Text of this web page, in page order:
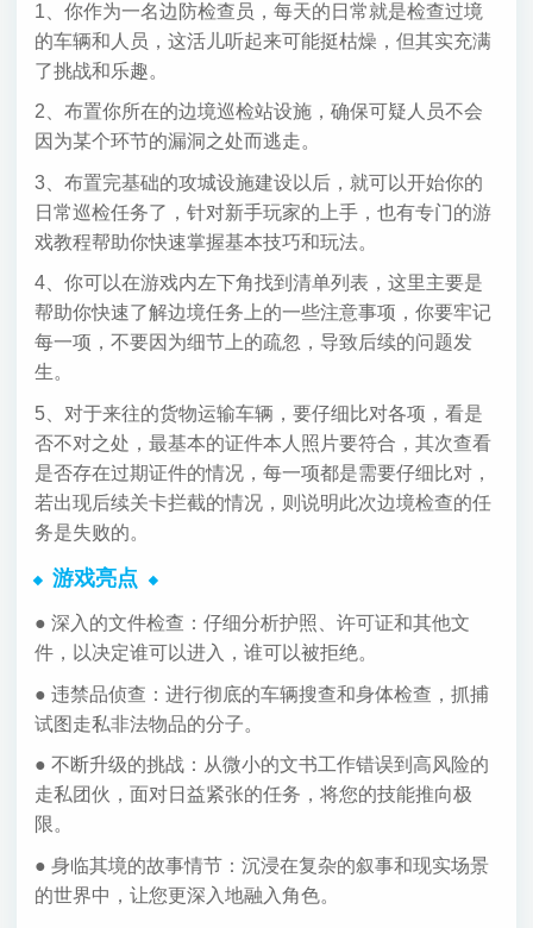
1、你作为一名边防检查员，每天的日常就是检查过境
的车辆和人员，这活儿听起来可能挺枯燥，但其实充满
了挑战和乐趣。
2、布置你所在的边境巡检站设施，确保可疑人员不会
因为某个环节的漏洞之处而逃走。
3、布置完基础的攻城设施建设以后，就可以开始你的
日常巡检任务了，针对新手玩家的上手，也有专门的游
戏教程帮助你快速掌握基本技巧和玩法。
4、你可以在游戏内左下角找到清单列表，这里主要是
帮助你快速了解边境任务上的一些注意事项，你要牢记
每一项，不要因为细节上的疏忽，导致后续的问题发
生。
5、对于来往的货物运输车辆，要仔细比对各项，看是
否不对之处，最基本的证件本人照片要符合，其次查看
是否存在过期证件的情况，每一项都是需要仔细比对，
若出现后续关卡拦截的情况，则说明此次边境检查的任
务是失败的。
游戏亮点
● 深入的文件检查：仔细分析护照、许可证和其他文
件，以决定谁可以进入，谁可以被拒绝。
● 违禁品侦查：进行彻底的车辆搜查和身体检查，抓捕
试图走私非法物品的分子。
● 不断升级的挑战：从微小的文书工作错误到高风险的
走私团伙，面对日益紧张的任务，将您的技能推向极
限。
● 身临其境的故事情节：沉浸在复杂的叙事和现实场景
的世界中，让您更深入地融入角色。